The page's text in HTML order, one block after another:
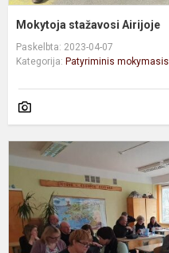
Mokytoja stažavosi Airijoje
Paskelbta: 2023-04-07
Kategorija: Patyriminis mokymasis